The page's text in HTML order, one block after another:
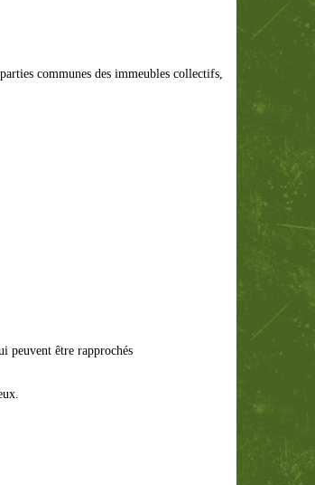
communes des immeubles collectifs,
peuvent être rapprochés